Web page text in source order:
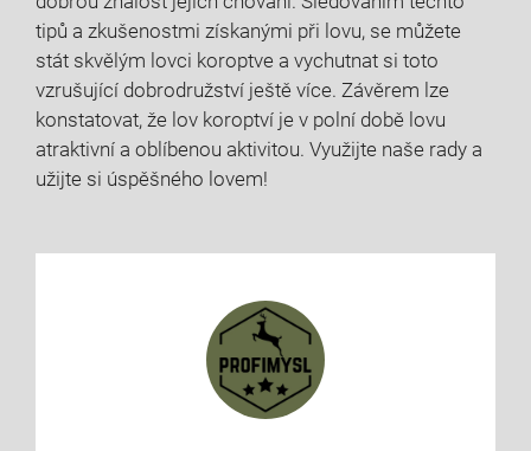
tipů a​ zkušenostmi získanými při lovu,‌ se​ můžete
stát skvělým lovci koroptve‌ a vychutnat si toto
vzrušující ‍dobrodružství ještě​ více. Závěrem lze
konstatovat,⁣ že⁤ lov koroptví je v polní době lovu
‌atraktivní a oblíbenou aktivitou. Využijte⁢ naše rady a
užijte si ⁣úspěšného lovem!